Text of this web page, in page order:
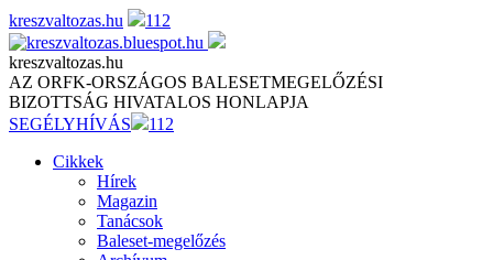
Skip
to
content
kreszvaltozas.hu 112
kreszvaltozas.hu
AZ ORFK-ORSZÁGOS BALESETMEGELŐZÉSI
BIZOTTSÁG HIVATALOS HONLAPJA
SEGÉLYHÍVÁS
112
Cikkek
Hírek
Magazin
Tanácsok
Baleset-megelőzés